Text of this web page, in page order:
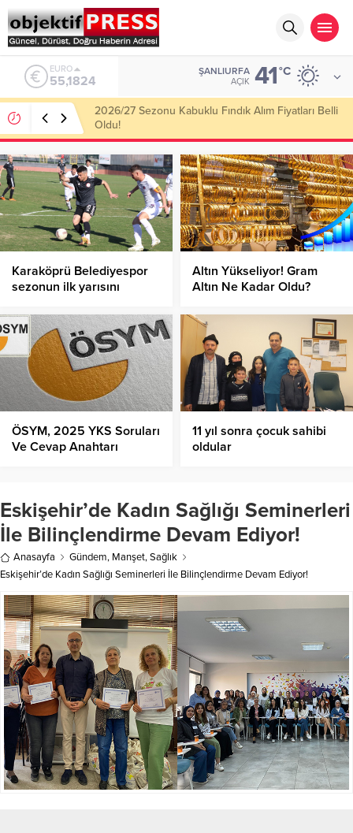
ALTIN
6.662,10
ŞANLIURFA
AÇIK 41°C
Haliliye Belediyesi Her Gün 4 Bin 898 Kişiye Sıcak
Yemek Ulaştırıyor!
Karaköprü Belediyespor
sezonun ilk yarısını
Altın Yükseliyor! Gram
Altın Ne Kadar Oldu?
ÖSYM, 2025 YKS Soruları
Ve Cevap Anahtarı
11 yıl sonra çocuk sahibi
oldular
Eskişehir’de Kadın Sağlığı Seminerleri
İle Bilinçlendirme Devam Ediyor!
Anasayfa Gündem, Manşet,Sağlık
Eskişehir’de Kadın Sağlığı Seminerleri İle Bilinçlendirme Devam Ediyor!